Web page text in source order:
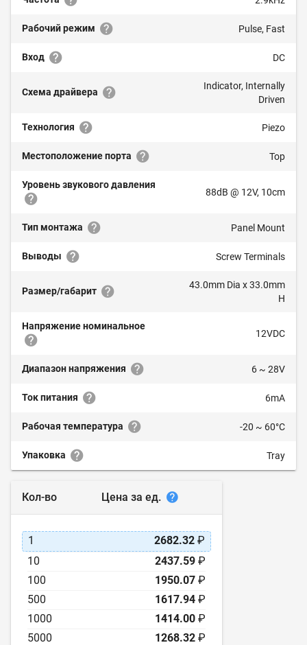
Рабочий режим Pulse, Fast
Вход DC
Схема драйвера
Indicator, Internally
Driven
Технология Piezo
Местоположение порта Top
Уровень звукового давления
88dB @ 12V, 10cm
Тип монтажа Panel Mount
Выводы Screw Terminals
Размер/габарит
43.0mm Dia x 33.0mm
H
Напряжение номинальное
12VDC
Диапазон напряжения 6 ~ 28V
Ток питания 6mA
Рабочая температура -20 ~ 60°C
Упаковка Tray
Кол-во Цена за ед.
1 2682.32 ₽
10
2437.59 ₽
100
1950.07 ₽
500
1617.94 ₽
1000
1414.00 ₽
5000
1268.32 ₽